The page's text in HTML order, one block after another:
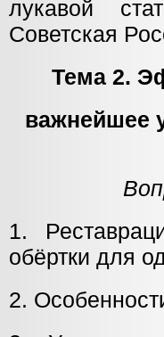
лукавой
Советская
Тема 2.
важнейшее
1.
обёртки для
2.